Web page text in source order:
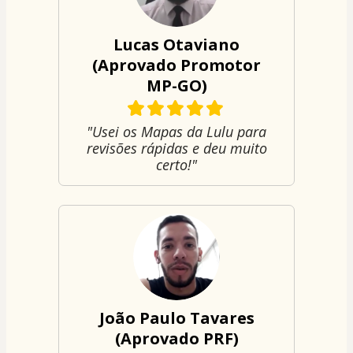
Lucas Otaviano
(Aprovado Promotor
MP-GO)
"Usei os Mapas da Lulu para
revisões rápidas e deu muito
certo!"
João Paulo Tavares
(Aprovado PRF)